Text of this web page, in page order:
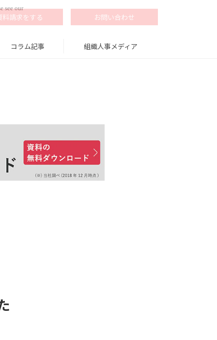
料請求をする お問い合わせ
コラム記事 組織人事メディア
see our